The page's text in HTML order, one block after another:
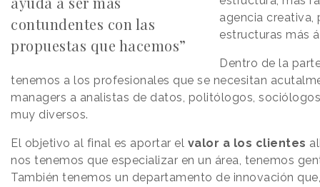
contundentes con las
propuestas que hacemos”
agencia creativa,
estructuras más
Dentro de la
tenemos a los profesionales que se necesitan
managers a analistas de datos, politólogos,
muy diversos.
El objetivo al final es aportar el valor a los clientes
nos tenemos que especializar en un área, tenemos
También tenemos un departamento de innovación